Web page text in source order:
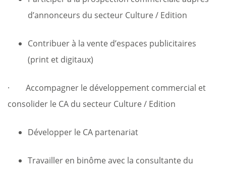
d’annonceurs du secteur Culture / Edition
Contribuer à la vente d’espaces publicitaires
(print et digitaux)
· Accompagner le développement commercial et
consolider le CA du secteur Culture / Edition
Développer le CA partenariat
Travailler en binôme avec la consultante du